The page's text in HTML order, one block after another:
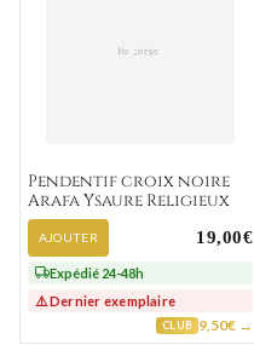
Pendentif croix noire
Arafa Ysaure Religieux
AJOUTER 19,00€
Expédié 24-48h
⚠️ Dernier exemplaire
CLUB 9,50€ →